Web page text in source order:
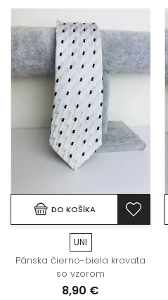
DO KOŠÍKA
UNI
Pánska čierno-biela kravata
so vzorom
8,90 €